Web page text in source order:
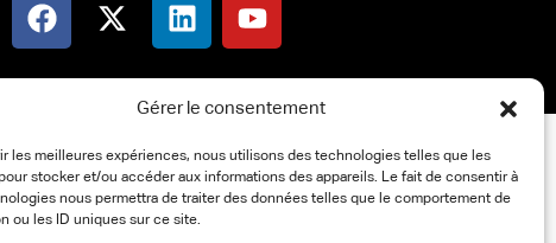
Gérer le consentement
les meilleures expériences, nous utilisons des technologies telles que les
stocker et/ou accéder aux informations des appareils. Le fait de consentir à
nous permettra de traiter des données telles que le comportement de
ou les ID uniques sur ce site.